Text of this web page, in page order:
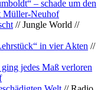
– schade um den
Müller-Neuhof
// Jungle World //
in vier Akten //
jedes Maß verloren